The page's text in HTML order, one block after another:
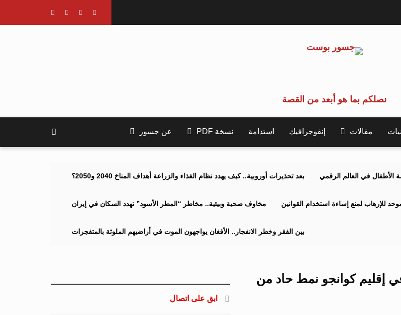
نصلكم بما هو أبعد من القصة
مقالات إنفوجرافيك استدامة نسخة PDF عن جسور
بعد تحذيرات أوروبية.. كيف يهدد نظام الغذاء والزراعة أهداف المناخ 2040 و2050؟ الأطفال في العالم الرقمي
مخاوف صحية وبيئية.. مخاطر “المطر الأسود” تهدد السكان في إيران للإرهاب لمنع إساءة استخدام القوانين
بين الفقر وخطر الانفجار.. الأفغان يواجهون الموت في أراضيهم الملوثة بالمتفجرات
إقليم كوانجو نمط حاد من
ابق على اتصال